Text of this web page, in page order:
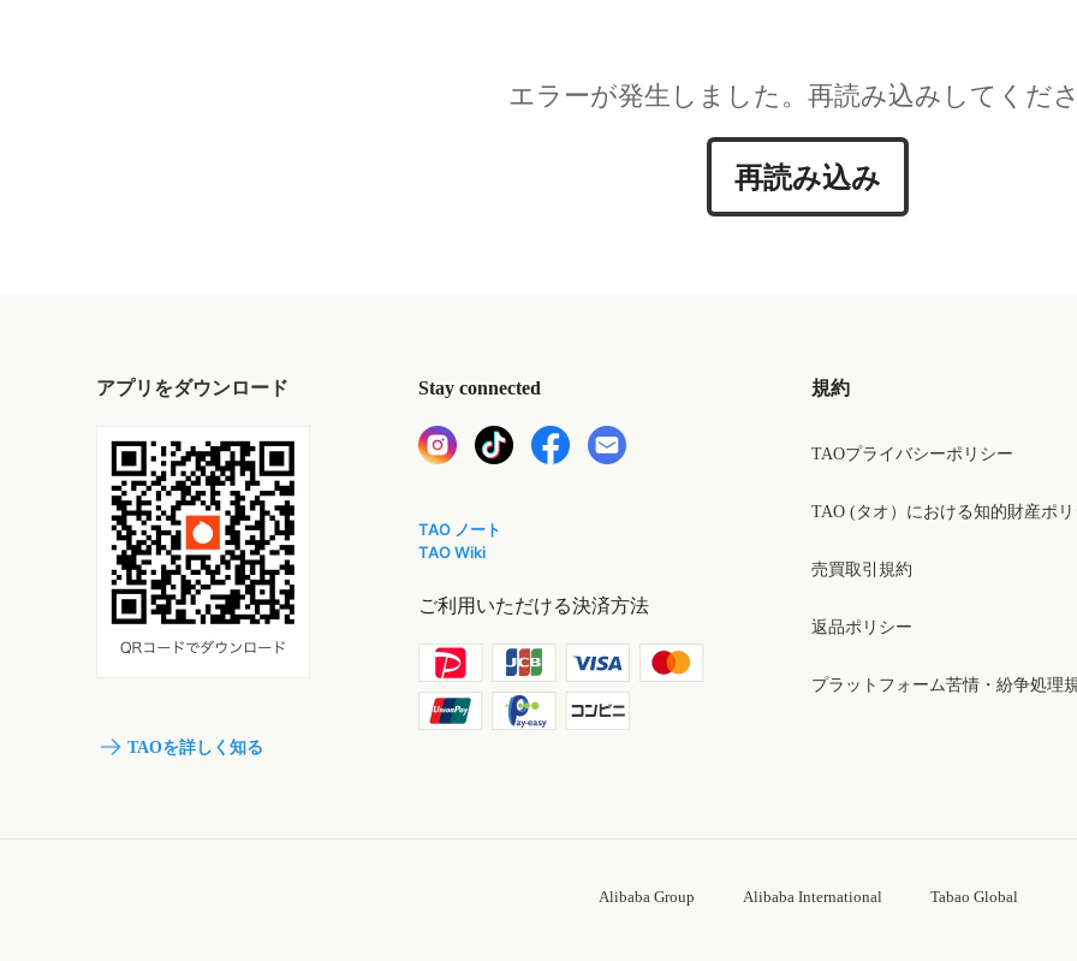
エラーが発生しました。再読み込みしてくだ
再読み込み
アプリをダウンロード
TAOを詳しく知る
Stay connected
TAO ノート
TAO Wiki
ご利用いただける決済方法
規約
TAOプライバシーポリシー
TAO (タオ）における知的財産ポリ
売買取引規約
返品ポリシー
プラットフォーム苦情・紛争処理
Alibaba Group Alibaba International Tabao Global